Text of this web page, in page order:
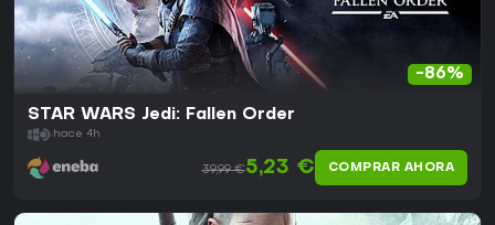
-86%
STAR WARS Jedi: Fallen Order
hace 4h
39,99 €5,23 € COMPRAR AHORA